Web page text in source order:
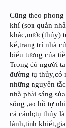
Cũng theo
khí (sơn quản
khác,nước(thủy)
kế,trang trí nhà
biểu tượng của
Trong đó người
đường tụ thủy,có
những nguyên
nhà phải sáng
sông ,ao hồ tự
cá cảnh;tụ thủy
lành,tinh